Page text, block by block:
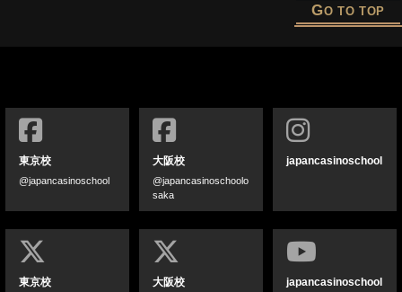
GO TO TOP
東京校
@japancasinoschool
大阪校
@japancasinoschoolo
saka
japancasinoschool
東京校 大阪校 japancasinoschool